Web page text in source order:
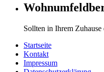
Sollten in Ihrem
Startseite
Kontakt
Impressum